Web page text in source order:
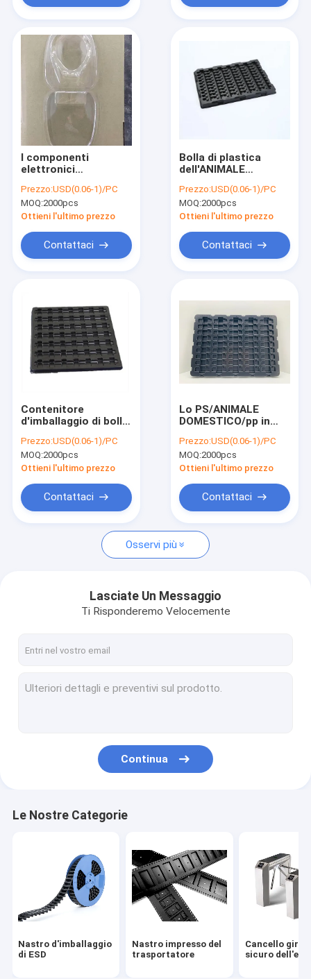
Prodotti
Chi siamo
Fatory Tour
notizie
Tutti i casi
Nastro d'imballaggio di ESD
Cancello girevole sicuro dell'entrata
Accessori del locale senza polvere
Vassoi di plastica di ESD
Anti accessori statici
I componenti
elettronici
sul gusto
trasparente
d'imballaggio
scatola non
Prezzo:USD(0.06-1)/PC
MOQ:2000pcs
Ottieni l'ultimo prezzo
Contattaci
Bolla di plastica
dell'ANIMALE
che imballa anti
corrosione per il chip
elettronico
Prezzo:USD(0.06-1)/PC
MOQ:2000pcs
Ottieni l'ultimo prezzo
Contattaci
Contenitore
d'imballaggio di bolla
per gusto conduttivo
del PWB non
Prezzo:USD(0.06-1)/PC
MOQ:2000pcs
Ottieni l'ultimo prezzo
Contattaci
Lo PS/ANIMALE
DOMESTICO/pp in
produce delle bolle
sulla scatola
d'imballaggio per i
elettronici
Prezzo:USD(0.06-1)/PC
MOQ:2000pcs
Ottieni l'ultimo prezzo
Contattaci
Osservi più
Lasciate Un Messaggio
Ti Risponderemo Velocemente
Continua
Le Nostre Categorie
Nastro d'imballaggio
di ESD
Nastro impresso del
trasportatore
Cancello
sicuro